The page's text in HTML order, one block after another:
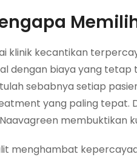
klinik kecantikan
dengan biaya yang
sebabnya setiap
yang paling tepat.
membuktikan
menghambat